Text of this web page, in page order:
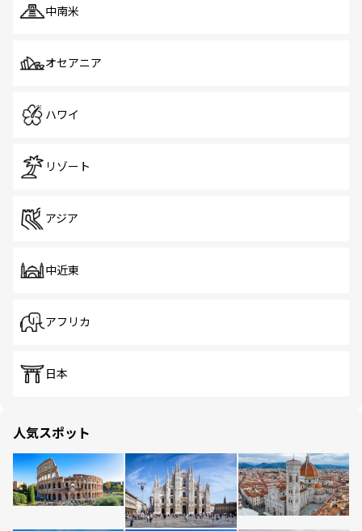
中南米
オセアニア
ハワイ
リゾート
アジア
中近東
アフリカ
日本
人気スポット